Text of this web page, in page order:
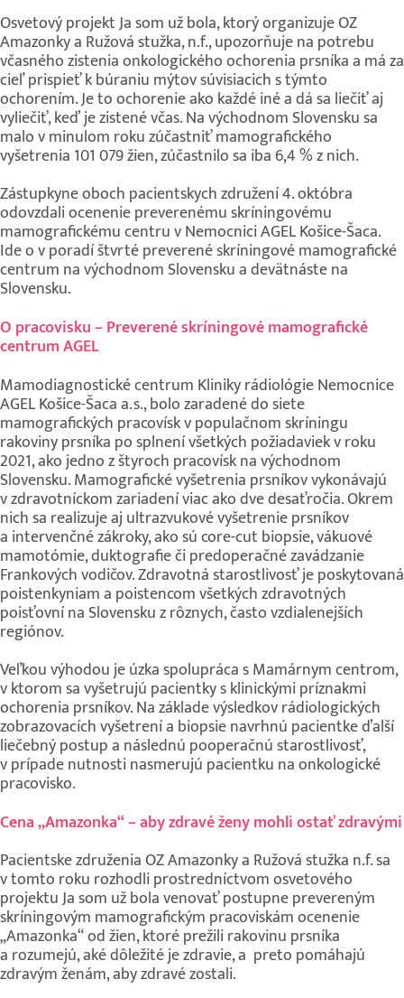
Osvetový projekt Ja som už bola, ktorý organizuje OZ
Amazonky a Ružová stužka, n.f., upozorňuje na potrebu
včasného zistenia onkologického ochorenia prsníka a má za
cieľ prispieť k búraniu mýtov súvisiacich s týmto
ochorením. Je to ochorenie ako každé iné a dá sa liečiť aj
vyliečiť, keď je zistené včas. Na východnom Slovensku sa
malo v minulom roku zúčastniť mamografického
vyšetrenia 101 079 žien, zúčastnilo sa iba 6,4 % z nich.
Zástupkyne oboch pacientskych združení 4. októbra
odovzdali ocenenie preverenému skríningovému
mamografickému centru v Nemocnici AGEL Košice-Šaca.
Ide o v poradí štvrté preverené skríningové mamografické
centrum na východnom Slovensku a devätnáste na
Slovensku.
O pracovisku – Preverené skríningové mamografické
centrum AGEL
Mamodiagnostické centrum Kliniky rádiológie Nemocnice
AGEL Košice-Šaca a.s., bolo zaradené do siete
mamografických pracovísk v populačnom skríningu
rakoviny prsníka po splnení všetkých požiadaviek v roku
2021, ako jedno z štyroch pracovísk na východnom
Slovensku. Mamografické vyšetrenia prsníkov vykonávajú
v zdravotníckom zariadení viac ako dve desaťročia. Okrem
nich sa realizuje aj ultrazvukové vyšetrenie prsníkov
a intervenčné zákroky, ako sú core-cut biopsie, vákuové
mamotómie, duktografie či predoperačné zavádzanie
Frankových vodičov. Zdravotná starostlivosť je poskytovaná
poistenkyniam a poistencom všetkých zdravotných
poisťovní na Slovensku z rôznych, často vzdialenejších
regiónov.
Veľkou výhodou je úzka spolupráca s Mamárnym centrom,
v ktorom sa vyšetrujú pacientky s klinickými príznakmi
ochorenia prsníkov. Na základe výsledkov rádiologických
zobrazovacích vyšetrení a biopsie navrhnú pacientke ďalší
liečebný postup a následnú pooperačnú starostlivosť,
v prípade nutnosti nasmerujú pacientku na onkologické
pracovisko.
Cena „Amazonka“ – aby zdravé ženy mohli ostať zdravými
Pacientske združenia OZ Amazonky a Ružová stužka n.f. sa
v tomto roku rozhodli prostredníctvom osvetového
projektu Ja som už bola venovať postupne prevereným
skríningovým mamografickým pracoviskám ocenenie
„Amazonka“ od žien, ktoré prežili rakovinu prsníka
a rozumejú, aké dôležité je zdravie, a preto pomáhajú
zdravým ženám, aby zdravé zostali.